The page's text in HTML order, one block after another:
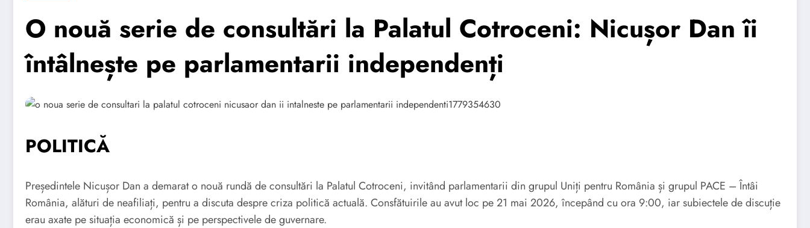
O nouă serie de consultări la Palatul Cotroceni: Nicușor Dan îi
întâlnește pe parlamentarii independenți
POLITICĂ
Președintele Nicușor Dan a demarat o nouă rundă de consultări la Palatul Cotroceni, invitând parlamentarii din grupul Uniți pentru România și grupul PACE – Întâi
România, alături de neafiliați, pentru a discuta despre criza politică actuală. Consfătuirile au avut loc pe 21 mai 2026, începând cu ora 9:00, iar subiectele de discuție
erau axate pe situația economică și pe perspectivele de guvernare.